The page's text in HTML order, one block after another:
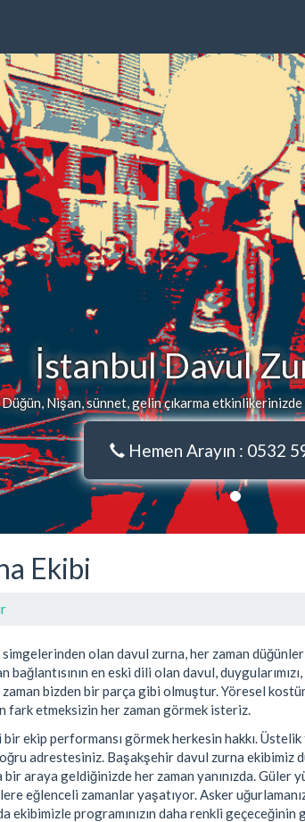
İstanbul Davul
Düğün, Nişan, sünnet, gelin çıkarma
Hemen Arayın : 0532
Ekibi
olan davul zurna, her zaman
bağlantısının en eski dili olan davul, duygularımızı,
bizden bir parça gibi olmuştur. Yöresel
fark etmeksizin her zaman görmek isteriz.
ekip performansı görmek herkesin hakkı. Üstelik
adrestesiniz. Başakşehir davul zurna ekibimiz
araya geldiğinizde her zaman yanınızda. Güler
eğlenceli zamanlar yaşatıyor. Asker
ekibimizle programınızın daha renkli geçeceğinin